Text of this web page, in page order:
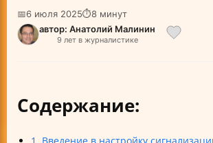
📅6 июля 2025⏱8 минут
автор: Анатолий Малинин
9 лет в журналистике
Содержание: